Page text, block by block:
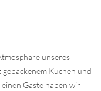
unseres
Kuchen und
Gäste haben wir